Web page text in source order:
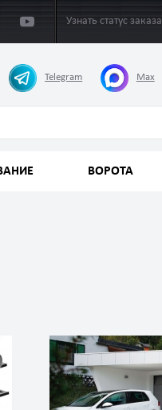
Узнать статус заказа
Telegram Max
ВОРОТА